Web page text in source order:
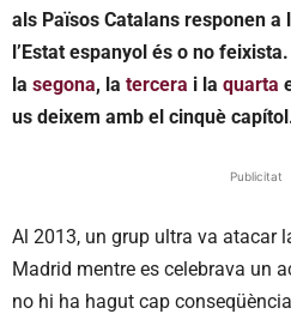
als Països Catalans responen a
l’Estat espanyol és o no
la segona, la tercera i la quarta
us deixem amb el cinquè
Publicitat
Al 2013, un grup ultra va atacar
Madrid mentre es celebrava un
no hi ha hagut cap